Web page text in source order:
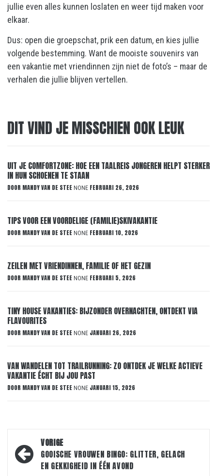
jullie even alles kunnen loslaten en weer tijd maken voor
elkaar.
Dus: open die groepschat, prik een datum, en kies jullie
volgende bestemming. Want de mooiste souvenirs van
een vakantie met vriendinnen zijn niet de foto’s – maar de
verhalen die jullie blijven vertellen.
DIT VIND JE MISSCHIEN OOK LEUK
UIT JE COMFORTZONE: HOE EEN TAALREIS JONGEREN HELPT STERKER
IN HUN SCHOENEN TE STAAN
DOOR MANDY VAN DE STEE NONE FEBRUARI 26, 2026
TIPS VOOR EEN VOORDELIGE (FAMILIE)SKIVAKANTIE
DOOR MANDY VAN DE STEE NONE FEBRUARI 10, 2026
ZEILEN MET VRIENDINNEN, FAMILIE OF HET GEZIN
DOOR MANDY VAN DE STEE NONE FEBRUARI 5, 2026
TINY HOUSE VAKANTIES: BIJZONDER OVERNACHTEN, ONTDEKT VIA
FLAVOURITES
DOOR MANDY VAN DE STEE NONE JANUARI 26, 2026
VAN WANDELEN TOT TRAILRUNNING: ZO ONTDEK JE WELKE ACTIEVE
VAKANTIE ÉCHT BIJ JOU PAST
DOOR MANDY VAN DE STEE NONE JANUARI 15, 2026
Bericht
navigatie
VORIGE
GOOISCHE VROUWEN BINGO: GLITTER, GELACH
EN GEKKIGHEID IN ÉÉN AVOND